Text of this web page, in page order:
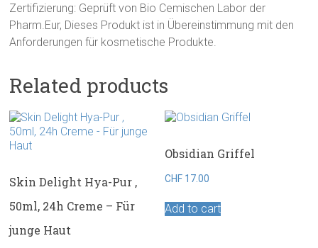
Zertifizierung: Geprüft von Bio Cemischen Labor der
Pharm.Eur, Dieses Produkt ist in Übereinstimmung mit den
Anforderungen für kosmetische Produkte.
Related products
Skin Delight Hya-Pur ,
50ml, 24h Creme – Für
junge Haut
Obsidian Griffel
CHF 17.00
Add to cart